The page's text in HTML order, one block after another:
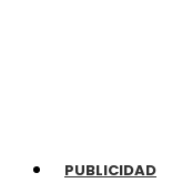
PUBLICIDAD